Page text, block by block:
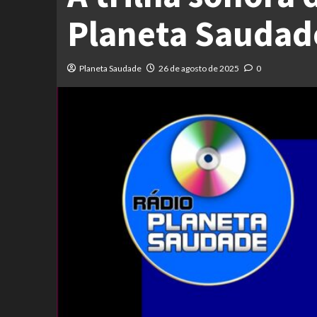
Planeta
Planeta Saudade 26 de agosto de 2025 0